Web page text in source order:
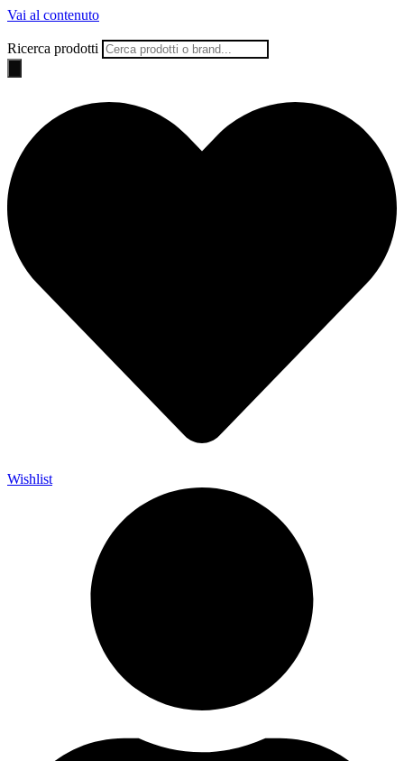
Vai al contenuto
Ricerca prodotti
Wishlist